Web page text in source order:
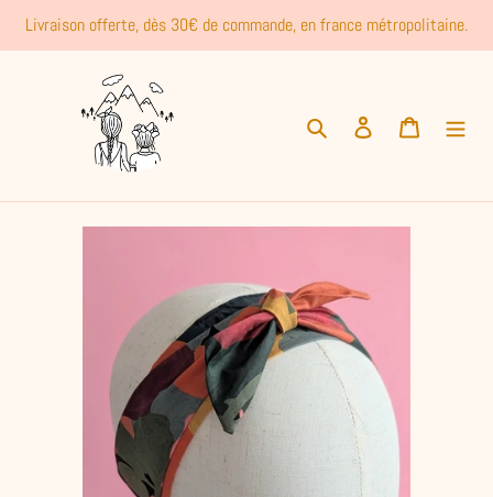
Passer
au
Livraison offerte, dès 30€ de commande, en france métropolitaine.
RechercherSe connecter
Panier